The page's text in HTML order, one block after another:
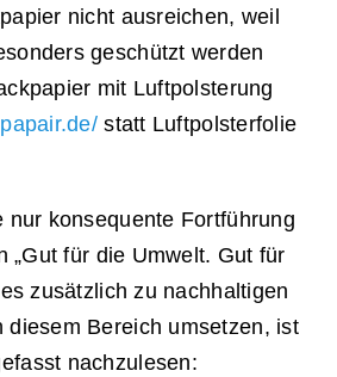
nicht ausreichen, weil
geschützt werden
mit Luftpolsterung
statt Luftpolsterfolie
nur konsequente Fortführung
„Gut für die Umwelt. Gut für
zusätzlich zu nachhaltigen
diesem Bereich umsetzen, ist
nachzulesen: